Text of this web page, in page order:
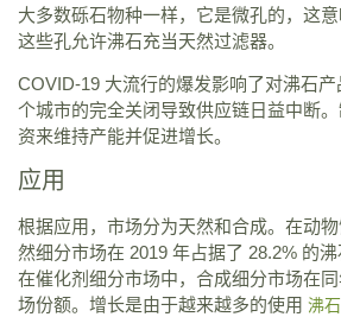
大多数砾石物种一样，它是微孔的，这意
这些孔允许沸石充当天然过滤器。
COVID-19 大流行的爆发影响了对沸石
个城市的完全关闭导致供应链日益中断
资来维持产能并促进增长。
应用
根据应用，市场分为天然和合成。在动
然细分市场在 2019 年占据了 28.2% 的沸
在催化剂细分市场中，合成细分市场在
场份额。增长是由于越来越多的使用 沸石